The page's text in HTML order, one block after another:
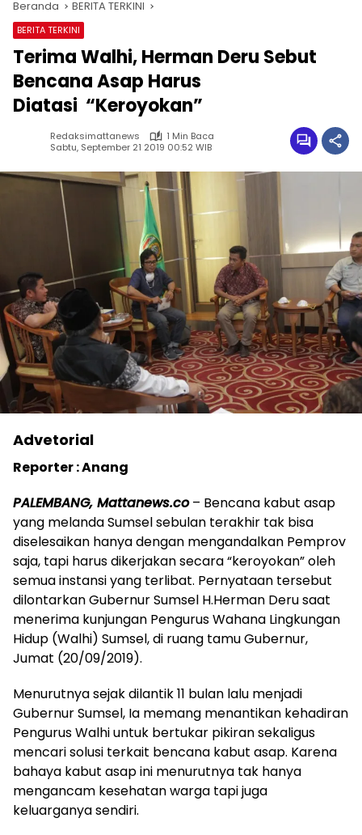
Beranda BERITA TERKINI
BERITA TERKINI
Terima Walhi, Herman Deru Sebut
Bencana Asap Harus
Diatasi “Keroyokan”
Redaksimattanews
1 Min Baca
Sabtu, September 21 2019 00:52 WIB
Advetorial
Reporter : Anang
PALEMBANG, Mattanews.co– Bencana kabut asap
yang melanda Sumsel sebulan terakhir tak bisa
diselesaikan hanya dengan mengandalkan Pemprov
saja, tapi harus dikerjakan secara “keroyokan” oleh
semua instansi yang terlibat. Pernyataan tersebut
dilontarkan Gubernur Sumsel H.Herman Deru saat
menerima kunjungan Pengurus Wahana Lingkungan
Hidup (Walhi) Sumsel, di ruang tamu Gubernur,
Jumat (20/09/2019).
Menurutnya sejak dilantik 11 bulan lalu menjadi
Gubernur Sumsel, Ia memang menantikan kehadiran
Pengurus Walhi untuk bertukar pikiran sekaligus
mencari solusi terkait bencana kabut asap. Karena
bahaya kabut asap ini menurutnya tak hanya
mengancam kesehatan warga tapi juga
keluarganya sendiri.